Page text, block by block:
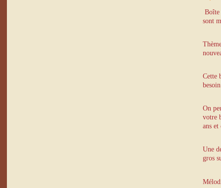
Boîte
sont
Cette
On
votre
ans
Une
gros